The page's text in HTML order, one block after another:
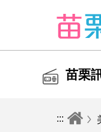
苗栗
:::